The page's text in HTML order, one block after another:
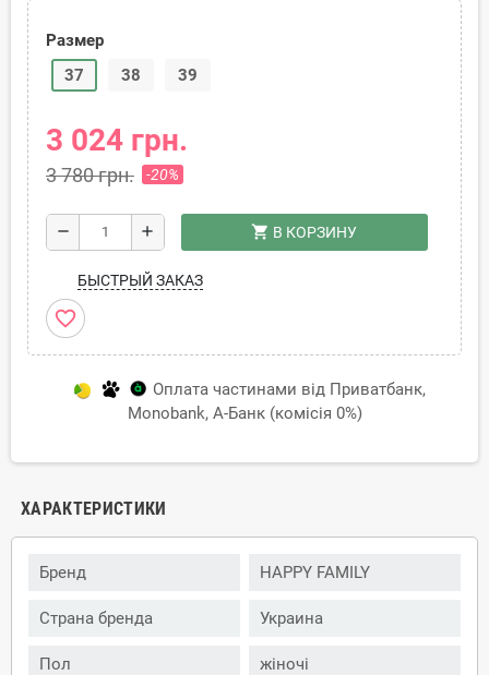
Размер
37
38 39
3 024 грн.
3 780 грн. -20%
remove add shopping_cart В КОРЗИНУ
БЫСТРЫЙ ЗАКАЗ
favorite_border
Оплата частинами від Приватбанк,
Monobank, А-Банк (комісія 0%)
ХАРАКТЕРИСТИКИ
Бренд HAPPY FAMILY
Страна бренда Украина
Пол жіночі